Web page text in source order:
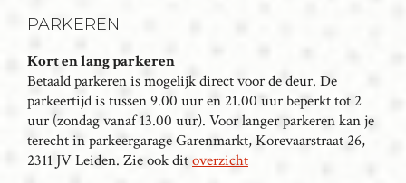
PARKEREN
Kort en lang parkeren
Betaald parkeren is mogelijk direct voor de deur. De
parkeertijd is tussen 9.00 uur en 21.00 uur beperkt tot 2
uur (zondag vanaf 13.00 uur). Voor langer parkeren kan je
terecht in parkeergarage Garenmarkt, Korevaarstraat 26,
2311 JV Leiden. Zie ook ditoverzicht